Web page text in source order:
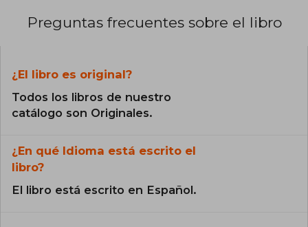
Preguntas frecuentes sobre el libro
¿El libro es original?
Todos los libros de nuestro
catálogo son Originales.
¿En qué Idioma está escrito el
libro?
El libro está escrito en Español.